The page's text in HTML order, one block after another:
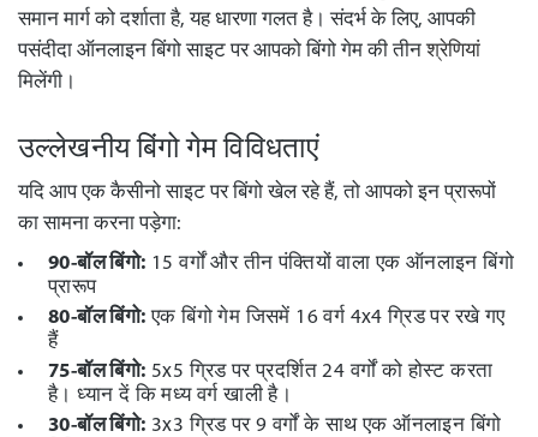
समान मार्ग को दर्शाता है, यह धारणा गलत है। संदर्भ के लिए, आपकी
पसंदीदा ऑनलाइन बिंगो साइट पर आपको बिंगो गेम की तीनश्रेणियां
मिलेंगी।
उल्लेखनीय बिंगो गेम विविधताएं
यदि आप एक कैसीनो साइट पर बिंगो खेल रहे हैं, तो आपको इन प्रारूपों
का सामना करना पड़ेगा:
90-बॉल बिंगो: 15 वर्गों और तीन पंक्तियों वाला एक ऑनलाइन बिंगो
प्रारूप
80-बॉल बिंगो: एक बिंगो गेम जिसमें 16 वर्ग 4x4 ग्रिड पर रखे गए
हैं
75-बॉल बिंगो: 5x5 ग्रिड पर प्रदर्शित 24 वर्गों को होस्ट करता
है। ध्यान दें कि मध्य वर्ग खाली है।
30-बॉल बिंगो: 3x3 ग्रिड पर 9 वर्गों के साथ एक ऑनलाइन बिंगो